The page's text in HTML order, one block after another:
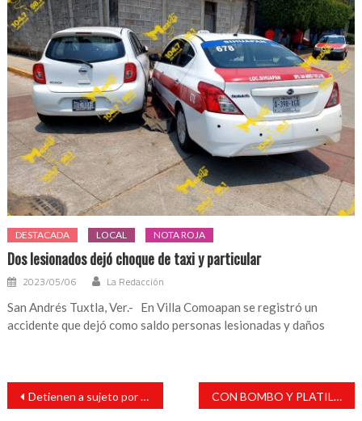
DESTACADA LOCAL NOTA ROJA
Dos lesionados dejó choque de taxi y particular
2023/05/06 La Redacción
San Andrés Tuxtla, Ver.- En Villa Comoapan se registró un
accidente que dejó como saldo personas lesionadas y daños
Navegación
entradas
Detienen a sujeto por posesión de yerba verde CON BOMBO Y PLATILLO JULIO ORTEGA INAUGURA OTRA CALLE PAVIMENTADA Y ALUMBRADO PÚBLICO EN LA COLONIA LOS CARRILES